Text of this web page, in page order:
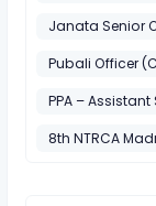
Janata Senior
Pubali Officer
PPA –
8th NTRCA